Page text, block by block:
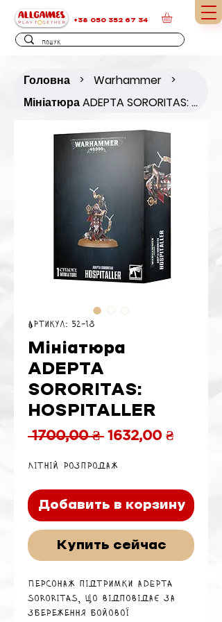
+38 050 352 67 34
Головна > Warhammer >
Мініатюра ADEPTA SORORITAS: HOSPITALLER
Артикул: 52-18
Мініатюра
ADEPTA
SORORITAS:
HOSPITALLER
1700,00 ₴ Обычная
1632,00 ₴
Літній розпродаж
Добавить в корзину
Купить сейчас
Персонаж підтримки Adepta
Sororitas, що відповідає за
збереження бойової